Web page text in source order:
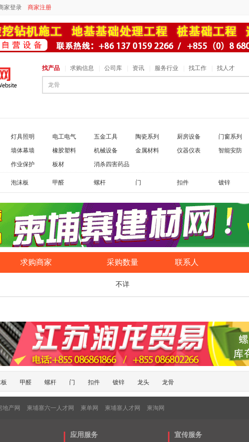
家登录 商家注册
找产品 求购信息 公司库 资讯 服务行业 找工作 找人才
灯具照明 电工电气 五金工具 陶瓷系列 厨房设备 门窗系列
墙体幕墙 橡胶塑料 机械设备 金属材料 仪器仪表 智能安防
作业保护 板材 消杀四害药品
泡沫板 甲醛 螺杆 门 扣件 镀锌
求购商家 采购数量 联系人
不详
甲醛 螺杆 门 扣件 镀锌 龙头 龙骨
地产网 柬埔寨六一人才网 柬单网 柬埔寨人才网 柬淘网
应用服务 宣传服务